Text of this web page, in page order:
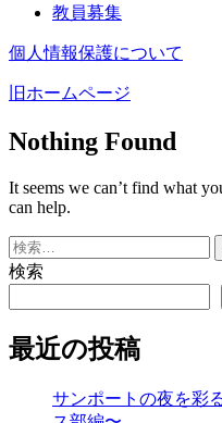
教員募集
個人情報保護について
旧ホームページ
Nothing Found
It seems we can’t find what
can help.
検
索:
検索
最近の投稿
サンポートの夜を彩